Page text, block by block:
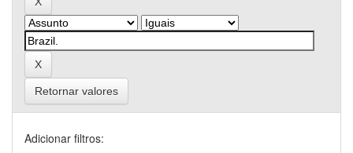
Retornar valores
Adicionar filtros: